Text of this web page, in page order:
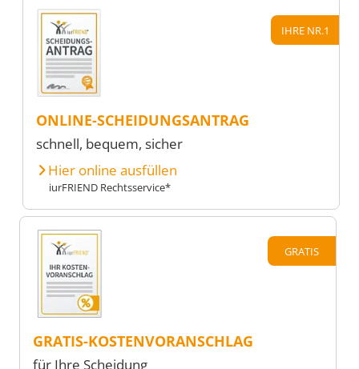
IHRE NR.1
ONLINE-SCHEIDUNGSANTRAG
schnell, bequem, sicher
Hier online ausfüllen
iurFRIEND Rechtsservice*
GRATIS
GRATIS-KOSTENVORANSCHLAG
für Ihre Scheidung